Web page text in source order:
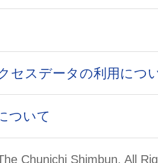
セスデータの利用につ
ついて
Chunichi Shimbun, All